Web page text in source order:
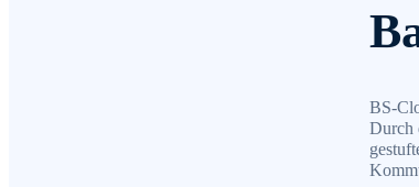
BS-
Durch